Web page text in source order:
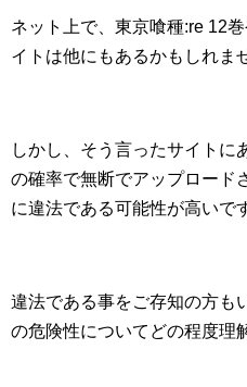
ネット上で、東京喰種:re 12
イトは他にもあるかもしれま
しかし、そう言ったサイトに
の確率で無断でアップロード
に違法である可能性が高いで
違法である事をご存知の方も
の危険性についてどの程度理